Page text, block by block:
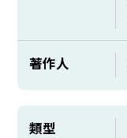
著作人
類型